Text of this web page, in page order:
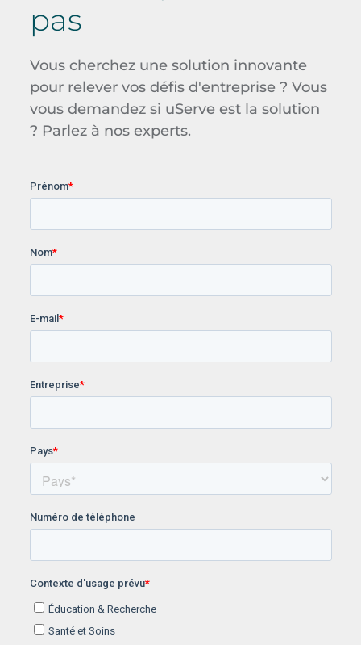
pas
Vous cherchez une solution innovante
pour relever vos défis d'entreprise ? Vous
vous demandez si uServe est la solution
? Parlez à nos experts.